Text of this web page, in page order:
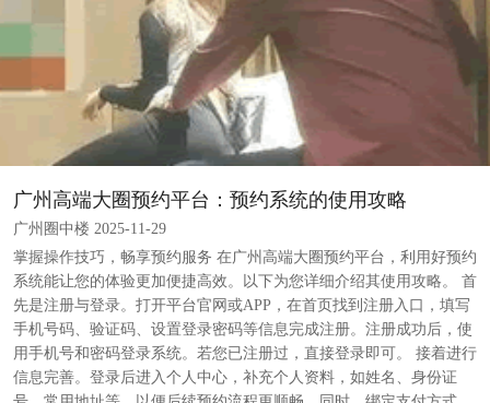
广州高端大圈预约平台：预约系统的使用攻略
广州圈中楼 2025-11-29
掌握操作技巧，畅享预约服务 在广州高端大圈预约平台，利用好预约
系统能让您的体验更加便捷高效。以下为您详细介绍其使用攻略。 首
先是注册与登录。打开平台官网或APP，在首页找到注册入口，填写
手机号码、验证码、设置登录密码等信息完成注册。注册成功后，使
用手机号和密码登录系统。若您已注册过，直接登录即可。 接着进行
信息完善。登录后进入个人中心，补充个人资料，如姓名、身份证